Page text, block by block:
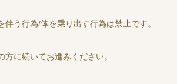
う行為/体を乗り出す行為は禁止です。
に続いてお進みください。